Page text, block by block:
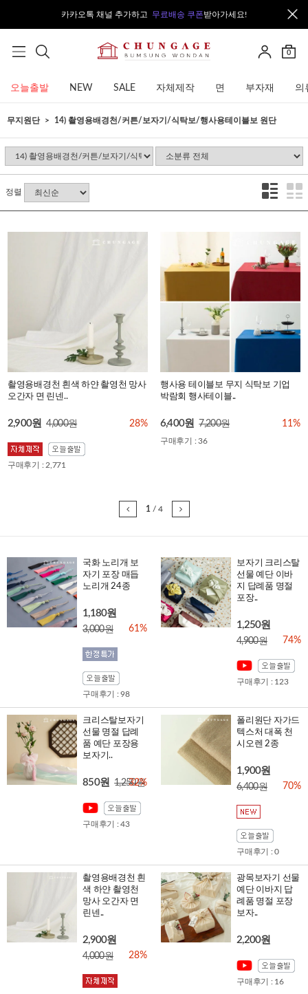
카카오톡 채널 추가하고 무료배송 쿠폰받아가세요!
0
오늘출발 NEW SALE 자체제작 면 부자재 의
무지원단 14) 촬영용배경천/커튼/보자기/식탁보/행사용테이블보 원단
정렬
촬영용배경천 흰색 하얀 촬영천 망사
오간자 면 린넨..
2,900원 4,000원 28%
구매후기 : 2,771
행사용 테이블보 무지 식탁보 기업
박람회 행사테이블..
6,400원 7,200원 11%
구매후기 : 36
1 / 4
국화 노리개 보
자기 포장 매듭
노리개 24종
1,180원
3,000원 61%
구매후기 : 98
보자기 크리스탈
선물 예단 이바
지 답례품 명절
포장..
1,250원
4,900원 74%
구매후기 : 123
크리스탈보자기
선물 명절 답례
품 예단 포장용
보자기..
850원 1,250원
32%
구매후기 : 43
폴리원단 자가드
텍스처 대폭 천
시오렌 2종
1,900원
6,400원 70%
구매후기 : 0
촬영용배경천 흰
색 하얀 촬영천
망사 오간자 면
린넨..
2,900원
4,000원 28%
광목보자기 선물
예단 이바지 답
례품 명절 포장
보자..
2,200원
구매후기 : 16